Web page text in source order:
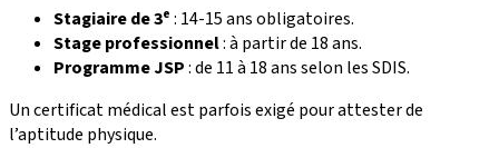
Stagiaire de 3ᵉ: 14-15 ans obligatoires.
Stage professionnel: à partir de 18 ans.
Programme JSP: de 11 à 18 ans selon les SDIS.
Un certificat médical est parfois exigé pour attester de
l’aptitude physique.